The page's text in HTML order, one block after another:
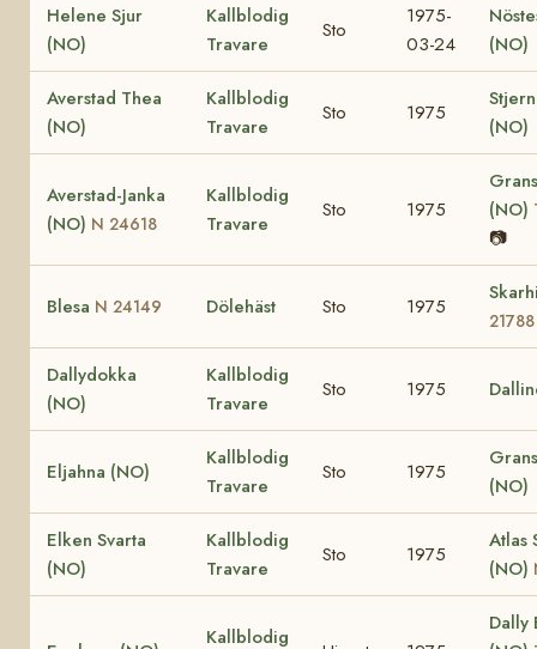
Helene Sjur
(NO)
Kallblodig
Travare
Sto
1975-
03-24
(NO)
Averstad Thea
(NO)
Kallblodig
Travare
Sto 1975
(NO)
Averstad-Janka
(NO) N 24618
Kallblodig
Travare
Sto 1975
(NO)
📷
Blesa N 24149 Dölehäst Sto 1975
21788
Dallydokka
(NO)
Kallblodig
Travare
Sto 1975
Eljahna (NO)
Kallblodig
Travare
Sto 1975
(NO)
Elken Svarta
(NO)
Kallblodig
Travare
Sto 1975
Atlas
(NO)
Kallblodig
Dally